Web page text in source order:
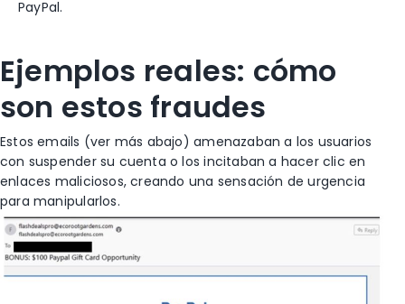
PayPal.
Ejemplos reales: cómo
son estos fraudes
Estos emails (ver más abajo) amenazaban a los usuarios
con suspender su cuenta o los incitaban a hacer clic en
enlaces maliciosos, creando una sensación de urgencia
para manipularlos.